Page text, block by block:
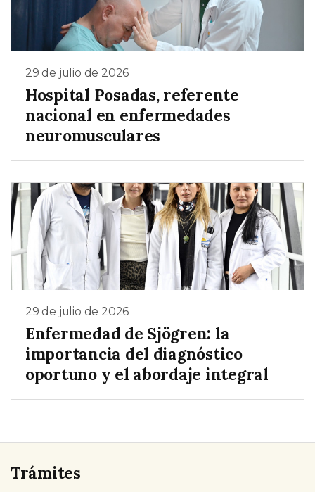
29 de julio de 2026
Hospital Posadas, referente
nacional en enfermedades
neuromusculares
29 de julio de 2026
Enfermedad de Sjögren: la
importancia del diagnóstico
oportuno y el abordaje integral
Trámites